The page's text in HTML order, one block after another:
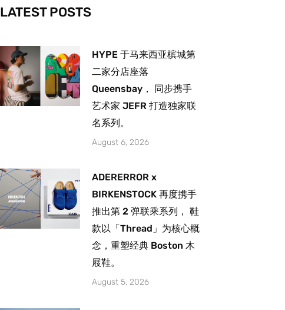
-
f
m
LATEST POSTS
HYPE 于马来西亚槟城第
二家分店座落
Queensbay， 同步携手
艺术家 JEFR 打造独家联
名系列。
August 6, 2026
ADERERROR x
BIRKENSTOCK 再度携手
推出第 2 弹联乘系列， 鞋
款以「Thread」为核心概
念，重塑经典 Boston 木
屐鞋。
August 5, 2026